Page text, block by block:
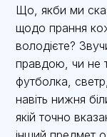
Що, якби ми
щодо прання
володієте?
правдою, чи не
футболка,
навіть нижня
якій точно